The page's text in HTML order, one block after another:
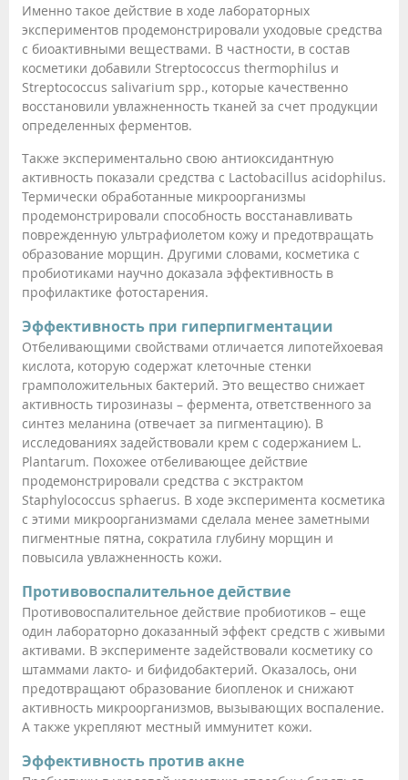
Именно такое действие в ходе лабораторных
экспериментов продемонстрировали уходовые средства
с биоактивными веществами. В частности, в состав
косметики добавили Streptococcus thermophilus и
Streptococcus salivarium spp., которые качественно
восстановили увлажненность тканей за счет продукции
определенных ферментов.
Также экспериментально свою антиоксидантную
активность показали средства с Lactobacillus acidophilus.
Термически обработанные микроорганизмы
продемонстрировали способность восстанавливать
поврежденную ультрафиолетом кожу и предотвращать
образование морщин. Другими словами, косметика с
пробиотиками научно доказала эффективность в
профилактике фотостарения.
Эффективность при гиперпигментации
Отбеливающими свойствами отличается липотейхоевая
кислота, которую содержат клеточные стенки
грамположительных бактерий. Это вещество снижает
активность тирозиназы – фермента, ответственного за
синтез меланина (отвечает за пигментацию). В
исследованиях задействовали крем с содержанием L.
Plantarum. Похожее отбеливающее действие
продемонстрировали средства с экстрактом
Staphylococcus sphaerus. В ходе эксперимента косметика
с этими микроорганизмами сделала менее заметными
пигментные пятна, сократила глубину морщин и
повысила увлажненность кожи.
Противовоспалительное действие
Противовоспалительное действие пробиотиков – еще
один лабораторно доказанный эффект средств с живыми
активами. В эксперименте задействовали косметику со
штаммами лакто- и бифидобактерий. Оказалось, они
предотвращают образование биопленок и снижают
активность микроорганизмов, вызывающих воспаление.
А также укрепляют местный иммунитет кожи.
Эффективность против акне